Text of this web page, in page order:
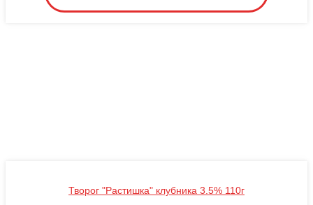
Творог "Растишка" клубника 3.5% 110г